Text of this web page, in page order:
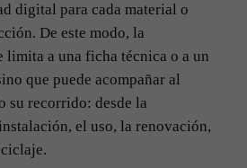
digital para cada material o
De este modo, la
limita a una ficha técnica o a un
que puede acompañar al
su recorrido: desde la
el uso, la renovación,